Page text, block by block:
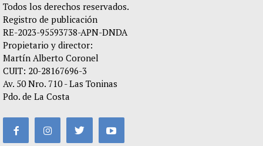
Todos los derechos reservados.
Registro de publicación
RE-2023-95593738-APN-DNDA
Propietario y director:
Martín Alberto Coronel
CUIT: 20-28167696-3
Av. 50 Nro. 710 - Las Toninas
Pdo. de La Costa